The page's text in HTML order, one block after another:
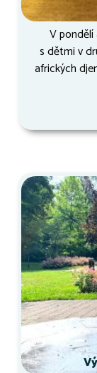
V pondělí
s dětmi v
afrických